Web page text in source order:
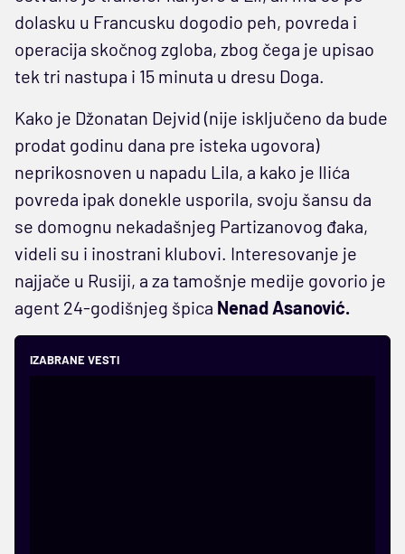
dolasku u Francusku dogodio peh, povreda i
operacija skočnog zgloba, zbog čega je upisao
tek tri nastupa i 15 minuta u dresu Doga.
Kako je Džonatan Dejvid (nije isključeno da bude
prodat godinu dana pre isteka ugovora)
neprikosnoven u napadu Lila, a kako je Ilića
povreda ipak donekle usporila, svoju šansu da
se domognu nekadašnjeg Partizanovog đaka,
videli su i inostrani klubovi. Interesovanje je
najjače u Rusiji, a za tamošnje medije govorio je
agent 24-godišnjeg špica Nenad Asanović.
IZABRANE VESTI